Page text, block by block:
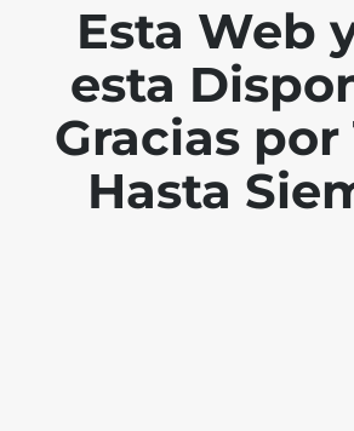
Esta Web
esta
Gracias por
Hasta